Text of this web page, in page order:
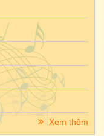
Xem thêm